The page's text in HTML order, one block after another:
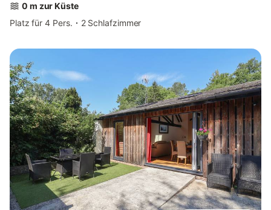
0 m zur Küste
Platz für 4 Pers.
2 Schlafzimmer